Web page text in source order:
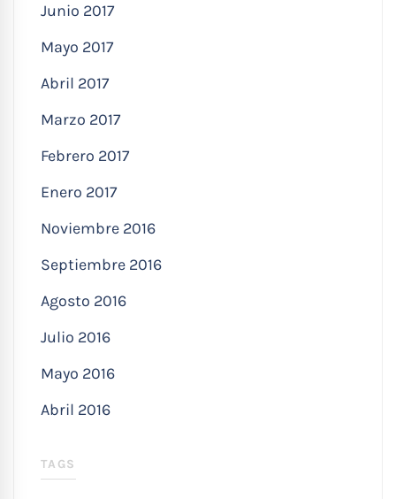
Junio 2017
Mayo 2017
Abril 2017
Marzo 2017
Febrero 2017
Enero 2017
Noviembre 2016
Septiembre 2016
Agosto 2016
Julio 2016
Mayo 2016
Abril 2016
TAGS